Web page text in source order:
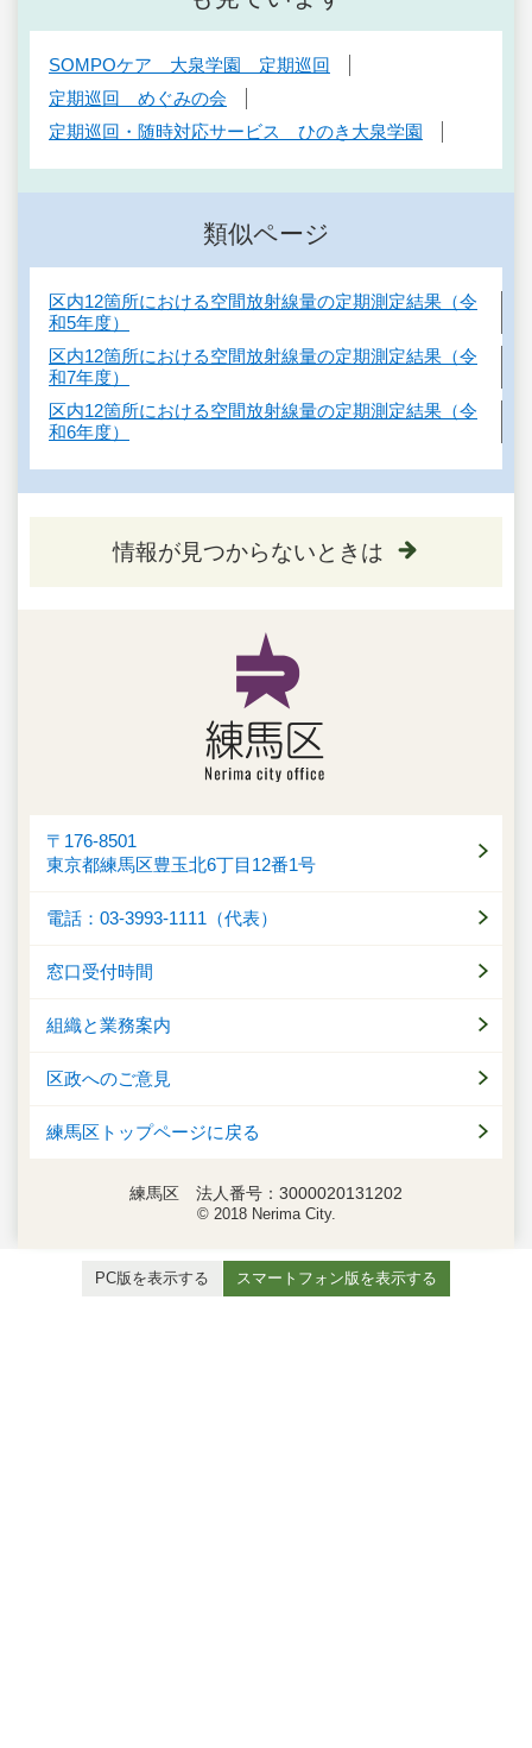
SOMPOケア 大泉学園 定期巡回
定期巡回 めぐみの会
定期巡回・随時対応サービス ひのき大泉学園
類似ページ
区内12箇所における空間放射線量の定期測定結果（令
和5年度）
区内12箇所における空間放射線量の定期測定結果（令
和7年度）
区内12箇所における空間放射線量の定期測定結果（令
和6年度）
情報が見つからないときは
〒176-8501
東京都練馬区豊玉北6丁目12番1号
電話：03-3993-1111（代表）
窓口受付時間
組織と業務案内
区政へのご意見
練馬区トップページに戻る
練馬区 法人番号：3000020131202
© 2018 Nerima City.
PC版を表示する スマートフォン版を表示する